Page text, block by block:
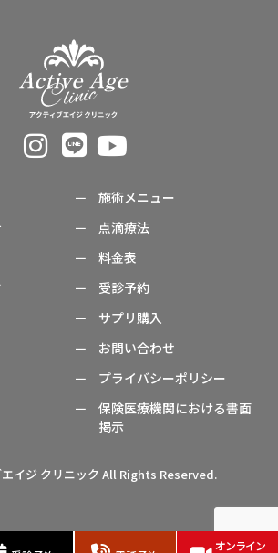
オンライン
施術メニュー
点滴療法
料金表
受診予約
サプリ購入
お問い合わせ
プライバシーポリシー
保険医療機関における書面
掲示
イジ クリニック All Rights Reserved.